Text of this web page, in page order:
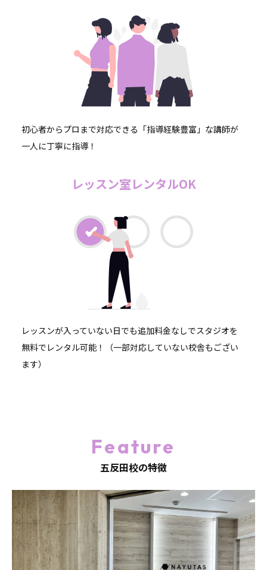
初心者からプロまで対応できる「指導経験豊富」な講師が
一人に丁寧に指導！
レッスン室レンタルOK
レッスンが入っていない日でも追加料金なしでスタジオを
無料でレンタル可能！（一部対応していない校舎もござい
ます）
Feature
五反田校の特徴